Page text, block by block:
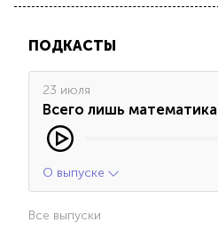
ПОДКАСТЫ
23 июля
Всего лишь математика
О выпуске
Все выпуски